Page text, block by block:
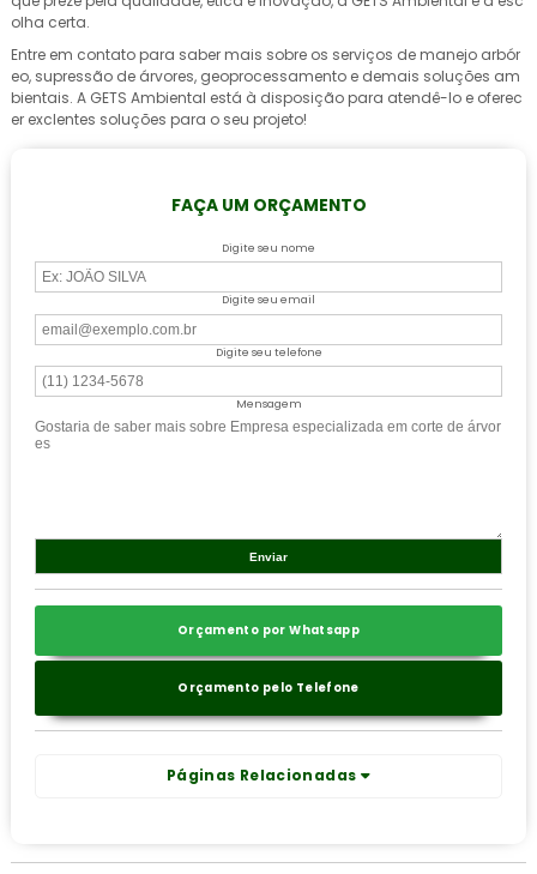
olha certa.
Entre em contato para saber mais sobre os serviços de manejo arbór
eo, supressão de árvores, geoprocessamento e demais soluções am
bientais. A GETS Ambiental está à disposição para atendê-lo e oferec
er exclentes soluções para o seu projeto!
FAÇA UM ORÇAMENTO
Digite seu nome
Digite seu email
Digite seu telefone
Mensagem
Orçamento por Whatsapp
Orçamento pelo Telefone
Páginas Relacionadas